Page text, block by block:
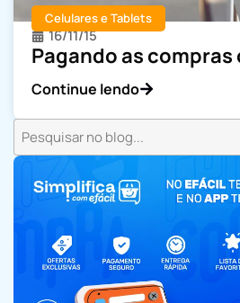
Celulares e Tablets
16/11/15
Pagando as
Continue lendo